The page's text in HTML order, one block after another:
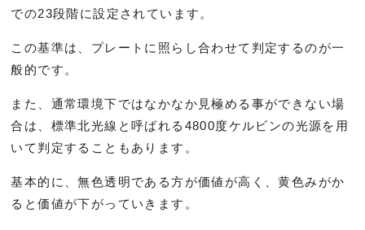
での23段階に設定されています。
この基準は、プレートに照らし合わせて判定するのが一
般的です。
また、通常環境下ではなかなか見極める事ができない場
合は、標準北光線と呼ばれる4800度ケルビンの光源を用
いて判定することもあります。
基本的に、無色透明である方が価値が高く、黄色みがか
ると価値が下がっていきます。